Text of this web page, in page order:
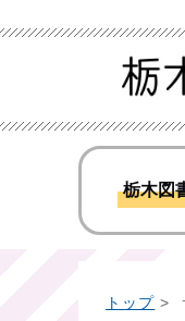
栃木図
トップ >